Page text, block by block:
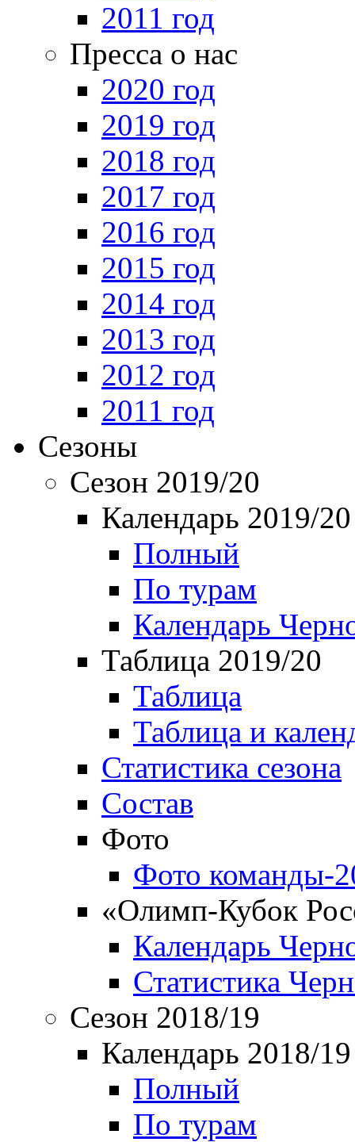
2011 год
Пресса о нас
2020 год
2019 год
2018 год
2017 год
2016 год
2015 год
2014 год
2013 год
2012 год
2011 год
Сезоны
Сезон 2019/20
Календарь 2019/20
Полный
По турам
Календарь
Таблица 2019/20
Таблица
Таблица и
Статистика сезона
Состав
Фото
Фото команды-
«Олимп-Кубок
Календарь
Статистика
Сезон 2018/19
Календарь 2018/19
Полный
По турам